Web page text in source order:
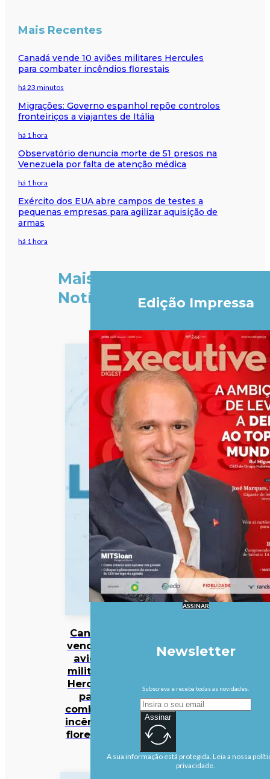
Mais Recentes
Canadá vende 10 aviões militares Hercules
para combater incêndios florestais
há 23 minutos
Migrações: Governo espanhol repõe controlos
fronteiriços a viajantes de Itália
há 1 hora
Observatório denuncia morte de 51 presos na
Venezuela por falta de atenção médica
há 1 hora
Exército dos EUA abre campos de testes a
pequenas empresas para agilizar aquisição de
armas
há 1 hora
Mais
Notícias
Canadá
vende 10
aviões
militares
Hercules
para
combater
incêndios
florestais
Edição Impressa
ASSINAR
Newsletter
Subscreva e receba todas as novidades.
Assinar
A sua informação está protegida. Leia a nossa
privacidade.